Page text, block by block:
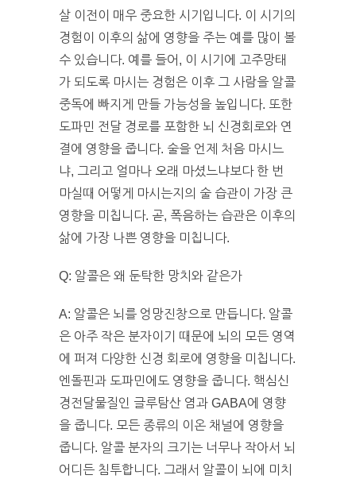
살 이전이 매우 중요한 시기입니다. 이 시기의
경험이 이후의 삶에 영향을 주는 예를 많이 볼
수 있습니다. 예를 들어, 이 시기에 고주망태
가 되도록 마시는 경험은 이후 그 사람을 알콜
중독에 빠지게 만들 가능성을 높입니다. 또한
도파민 전달 경로를 포함한 뇌 신경회로와 연
결에 영향을 줍니다. 술을 언제 처음 마시느
냐, 그리고 얼마나 오래 마셨느냐보다 한 번
마실때 어떻게 마시는지의 술 습관이 가장 큰
영향을 미칩니다. 곧, 폭음하는 습관은 이후의
삶에 가장 나쁜 영향을 미칩니다.
Q: 알콜은 왜 둔탁한 망치와 같은가
A: 알콜은 뇌를 엉망진창으로 만듭니다. 알콜
은 아주 작은 분자이기 때문에 뇌의 모든 영역
에 퍼져 다양한 신경 회로에 영향을 미칩니다.
엔돌핀과 도파민에도 영향을 줍니다. 핵심신
경전달물질인 글루탐산 염과 GABA에 영향
을 줍니다. 모든 종류의 이온 채널에 영향을
줍니다. 알콜 분자의 크기는 너무나 작아서 뇌
어디든 침투합니다. 그래서 알콜이 뇌에 미치